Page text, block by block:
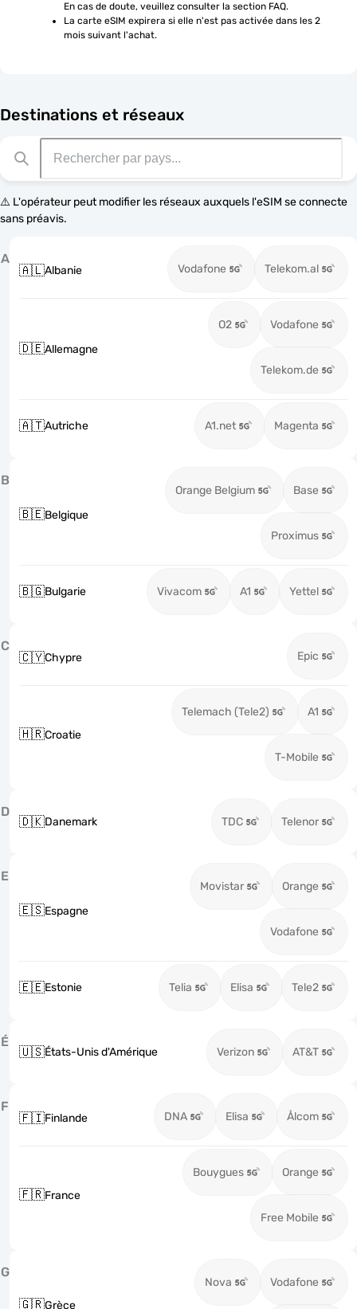
En cas de doute, veuillez consulter la section FAQ.
La carte eSIM expirera si elle n'est pas activée dans les 2
mois suivant l'achat.
Destinations et réseaux
⚠️ L'opérateur peut modifier les réseaux auxquels l'eSIM se connecte
sans préavis.
A
🇦🇱Albanie Vodafone Telekom.al
🇩🇪Allemagne
O2 Vodafone
Telekom.de
🇦🇹Autriche A1.net Magenta
B
🇧🇪Belgique
Orange Belgium Base
Proximus
🇧🇬Bulgarie Vivacom A1 Yettel
C
🇨🇾Chypre Epic
🇭🇷Croatie
Telemach (Tele2) A1
T-Mobile
D
🇩🇰Danemark TDC Telenor
E
🇪🇸Espagne
Movistar Orange
Vodafone
🇪🇪Estonie Telia Elisa Tele2
É
🇺🇸États-Unis d'Amérique Verizon AT&T
F
🇫🇮Finlande DNA Elisa Ålcom
🇫🇷France
Bouygues Orange
Free Mobile
G
🇬🇷Grèce
Nova Vodafone